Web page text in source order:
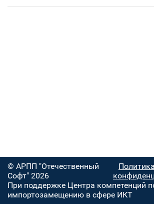
© АРПП "Отечественный
Софт" 2026
Политика
При поддержке Центра компетенций
импортозамещению в сфере ИКТ